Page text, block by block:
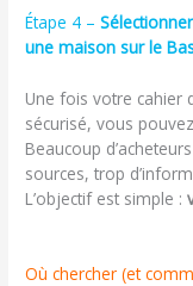
Étape 4 –
une maison sur le
Une fois votre cahier
sécurisé, vous
Beaucoup
sources, trop
L’objectif est simple :
Où chercher (et